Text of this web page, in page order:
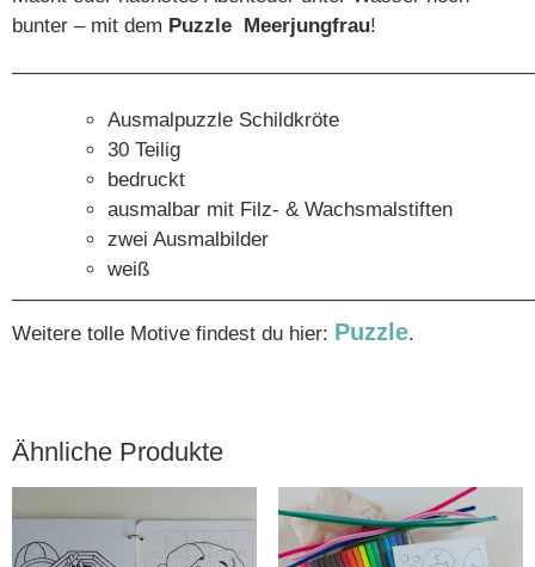
bunter – mit dem Puzzle Meerjungfrau!
Ausmalpuzzle Schildkröte
30 Teilig
bedruckt
ausmalbar mit Filz- & Wachsmalstiften
zwei Ausmalbilder
weiß
Weitere tolle Motive findest du hier: Puzzle.
Ähnliche Produkte